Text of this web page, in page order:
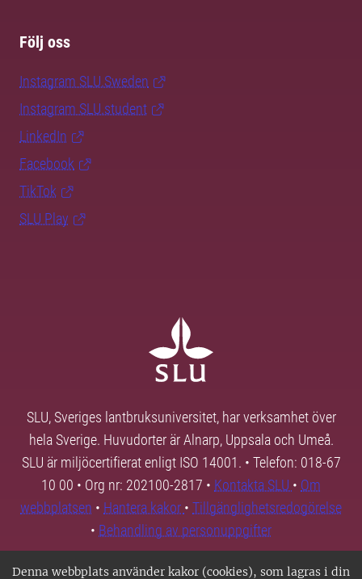
Denna webbplats använder kakor (cookies), som lagras i din
Följ oss
Instagram SLU.Sweden
Instagram SLU.student
LinkedIn
Facebook
TikTok
SLU Play
SLU, Sveriges lantbruksuniversitet, har verksamhet över
hela Sverige. Huvudorter är Alnarp, Uppsala och Umeå.
SLU är miljöcertifierat enligt ISO 14001. • Telefon: 018-67
10 00 • Org nr: 202100-2817 • Kontakta SLU • Om
webbplatsen • Hantera kakor • Tillgänglighetsredogörelse
• Behandling av personuppgifter